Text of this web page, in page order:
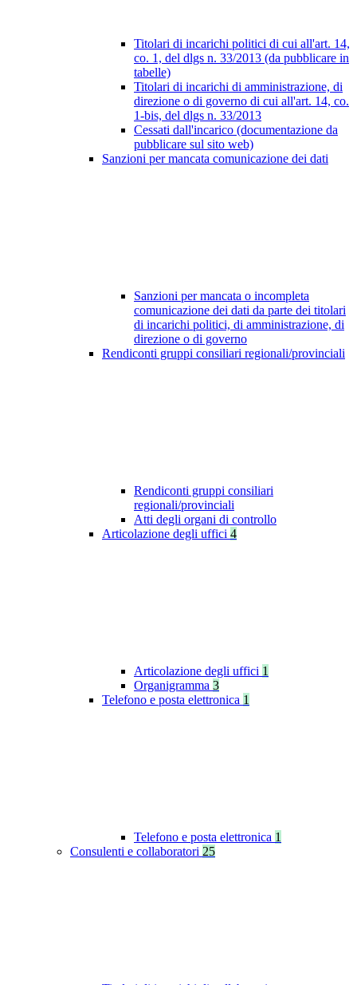
Titolari di incarichi politici di cui all'art. 14,
co. 1, del dlgs n. 33/2013 (da pubblicare in
tabelle)
Titolari di incarichi di amministrazione, di
direzione o di governo di cui all'art. 14, co.
1-bis, del dlgs n. 33/2013
Cessati dall'incarico (documentazione da
pubblicare sul sito web)
Sanzioni per mancata comunicazione dei dati
Sanzioni per mancata o incompleta
comunicazione dei dati da parte dei titolari
di incarichi politici, di amministrazione, di
direzione o di governo
Rendiconti gruppi consiliari regionali/provinciali
Rendiconti gruppi consiliari
regionali/provinciali
Atti degli organi di controllo
Articolazione degli uffici 4
Articolazione degli uffici 1
Organigramma 3
Telefono e posta elettronica 1
Telefono e posta elettronica 1
Consulenti e collaboratori 25